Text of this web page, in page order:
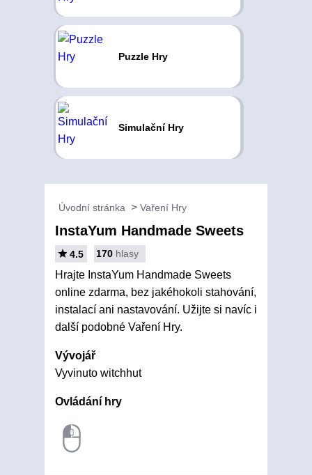
Puzzle Hry
Simulační Hry
Úvodní stránka Vaření Hry
InstaYum Handmade Sweets
4.5 170 hlasy
Hrajte InstaYum Handmade Sweets
online zdarma, bez jakéhokoli stahování,
instalací ani nastavování. Užijte si navíc i
další podobné Vaření Hry.
Vývojář
Vyvinuto witchhut
Ovládání hry